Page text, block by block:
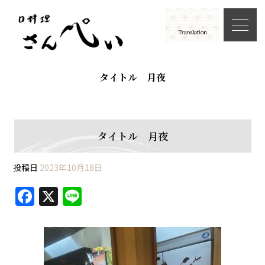
タイトル 月夜
タイトル 月夜
投稿日 2023年10月18日
F
a
c
e
X
e